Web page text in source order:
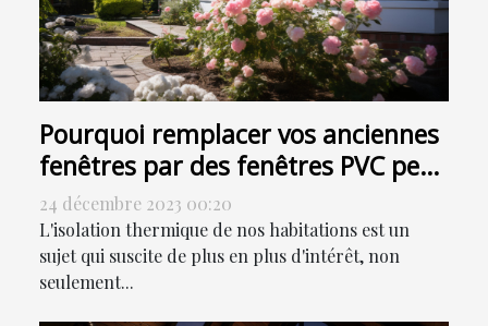
Pourquoi remplacer vos anciennes
fenêtres par des fenêtres PVC peut
contribuer à la réduction de votre
facture énergétique
24 décembre 2023 00:20
L'isolation thermique de nos habitations est un
sujet qui suscite de plus en plus d'intérêt, non
seulement...